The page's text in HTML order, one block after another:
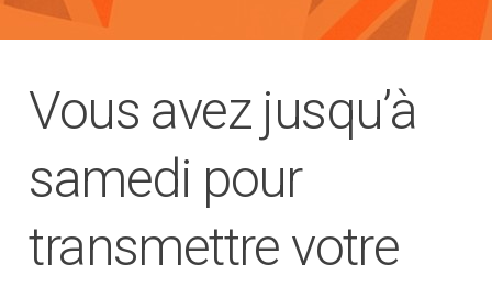
Vous avez jusqu’à
samedi pour
transmettre votre